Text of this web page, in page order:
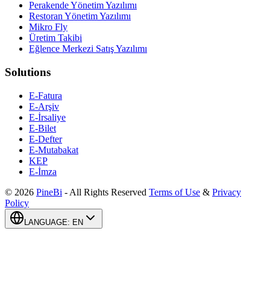
Perakende Yönetim Yazılımı
Restoran Yönetim Yazılımı
Mikro Fly
Üretim Takibi
Eğlence Merkezi Satış Yazılımı
Solutions
E-Fatura
E-Arşiv
E-İrsaliye
E-Bilet
E-Defter
E-Mutabakat
KEP
E-İmza
© 2026 PineBi - All Rights Reserved Terms of Use & Privacy
Policy
LANGUAGE: EN